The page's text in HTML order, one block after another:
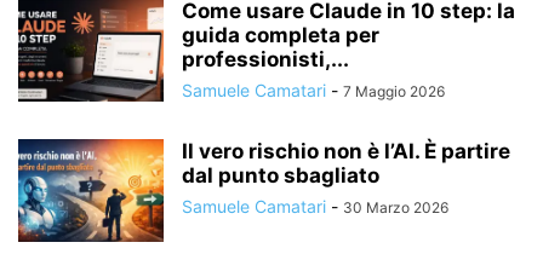
Come usare Claude in 10 step: la
guida completa per
professionisti,...
Samuele Camatari - 7 Maggio 2026
Il vero rischio non è l’AI. È partire
dal punto sbagliato
Samuele Camatari - 30 Marzo 2026